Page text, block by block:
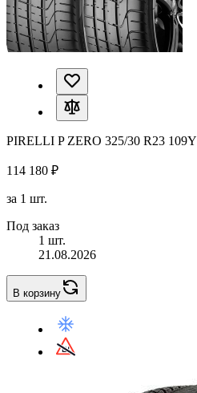
PIRELLI P ZERO 325/30 R23 109Y
114 180 ₽
за 1 шт.
Под заказ
1 шт.
21.08.2026
В корзину